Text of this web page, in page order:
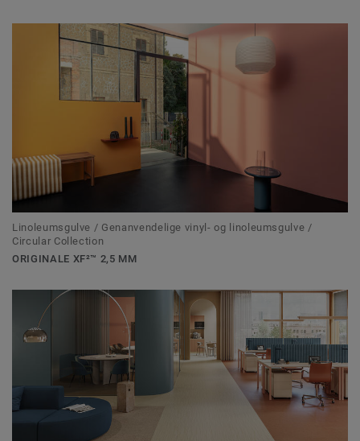
Linoleumsgulve / Genanvendelige vinyl- og linoleumsgulve /
Circular Collection
ORIGINALE XF²™ 2,5 MM